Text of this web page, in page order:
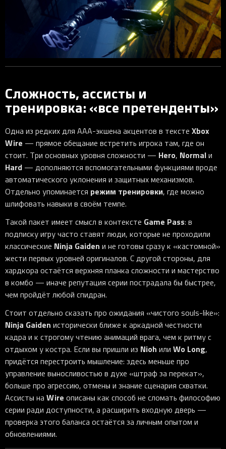
Сложность, ассисты и
тренировка: «все претенденты»
Одна из редких для AAA-экшена акцентов в тексте Xbox
Wire — прямое обещание встретить игрока там, где он
стоит. Три основных уровня сложности — Hero, Normalи
Hard — дополняются вспомогательными функциями вроде
автоматического уклонения и защитных механизмов.
Отдельно упоминается режим тренировки, где можно
шлифовать навыки в своём темпе.
Такой пакет имеет смысл в контексте Game Pass: в
подписку игру часто ставят люди, которые не проходили
классические Ninja Gaiden и не готовы сразу к «кастомной»
жести первых уровней оригиналов. С другой стороны, для
хардкора остаётся верхняя планка сложности и мастерство
в комбо — иначе репутация серии пострадала бы быстрее,
чем пройдёт любой спидран.
Стоит отдельно сказать про ожидания «чистого souls-like»:
Ninja Gaiden исторически ближе к аркадной честности
кадра и к строгому чтению анимаций врага, чем к ритму с
отдыхом у костра. Если вы пришли из Nioh или Wo Long,
придётся перестроить мышление: здесь меньше про
управление выносливостью в духе «штраф за перекат»,
больше про агрессию, отмены и знание сценария схватки.
Ассисты на Wire описаны как способ не сломать философию
серии ради доступности, а расширить входную дверь —
проверка этого баланса остаётся за личным опытом и
обновлениями.